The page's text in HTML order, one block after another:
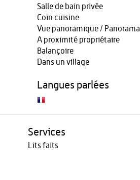
Salle de bain privée
Coin cuisine
Vue panoramique / Panorama
A proximité propriétaire
Balançoire
Dans un village
Langues parlées
Services
Lits faits